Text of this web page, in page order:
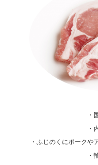
・
・
・ふじのくにポークや
・